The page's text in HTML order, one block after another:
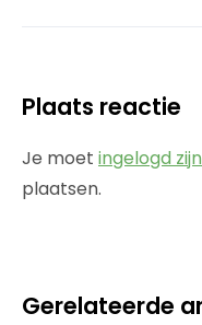
Plaats reactie
Je moet ingelogd
plaatsen.
Gerelateerde